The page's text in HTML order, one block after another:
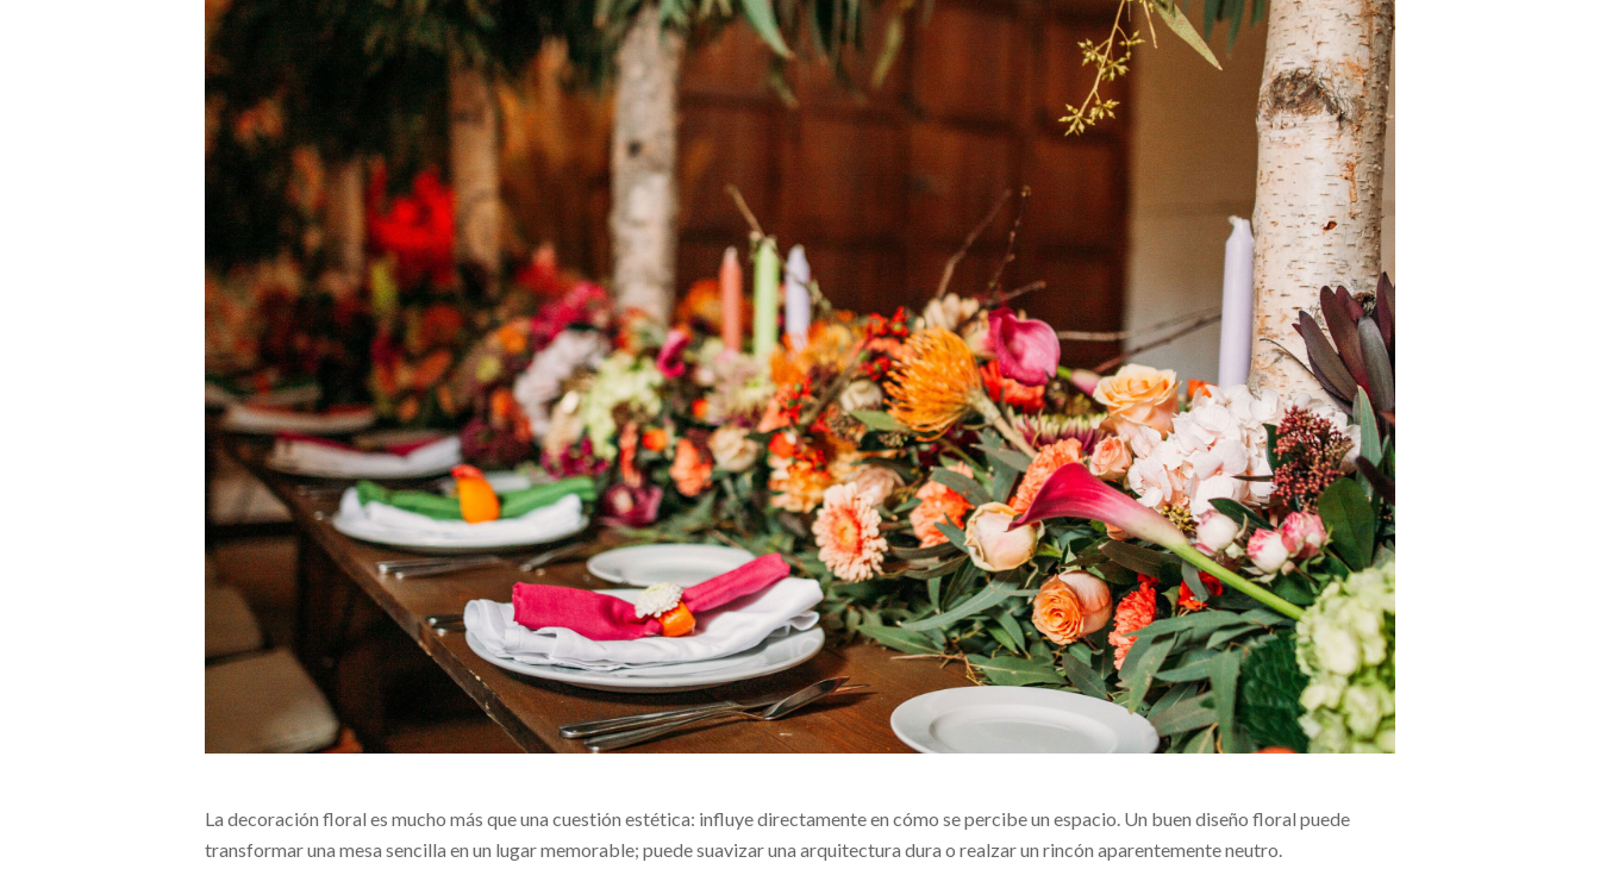
La decoración floral es mucho más que una cuestión estética: influye directamente en cómo se percibe un espacio. Un buen diseño floral puede
transformar una mesa sencilla en un lugar memorable; puede suavizar una arquitectura dura o realzar un rincón aparentemente neutro.